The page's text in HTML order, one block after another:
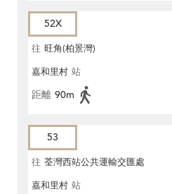
52X
往 旺角(柏景灣)
嘉和里村 站
距離 90m
53
往 荃灣西站公共運輸交匯處
嘉和里村 站